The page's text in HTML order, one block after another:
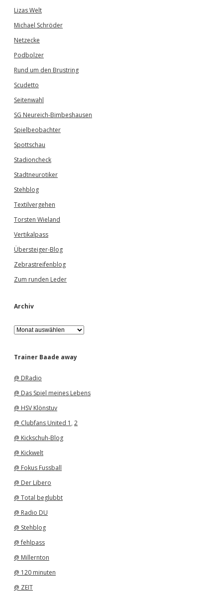
Lizas Welt
Michael Schröder
Netzecke
Podbolzer
Rund um den Brustring
Scudetto
Seitenwahl
SG Neureich-Bimbeshausen
Spielbeobachter
Spottschau
Stadioncheck
Stadtneurotiker
Stehblog
Textilvergehen
Torsten Wieland
Vertikalpass
Übersteiger-Blog
Zebrastreifenblog
Zum runden Leder
Archiv
A
r
h
Trainer Baade away
@ DRadio
@ Das Spiel meines Lebens
@ HSV Klönstuv
@ Clubfans United 1 , 2
@ Kickschuh-Blog
@ Kickwelt
@ Fokus Fussball
@ Der Libero
@ Total beglubbt
@ Radio DU
@ Stehblog
@ fehlpass
@ Millernton
@ 120 minuten
@ ZEIT